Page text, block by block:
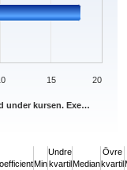
under kursen. Exe…
15 20
Min
Undre
kvartil Median
Övre
kvartil